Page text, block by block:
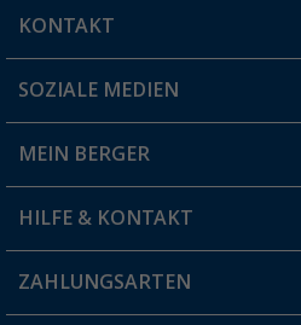
KONTAKT
Du hast eine Frage?
Filiale finden
SOZIALE MEDIEN
MEIN BERGER
Vorteilskarte
Blog
HILFE & KONTAKT
FAQ & Kontakt
ZAHLUNGSARTEN